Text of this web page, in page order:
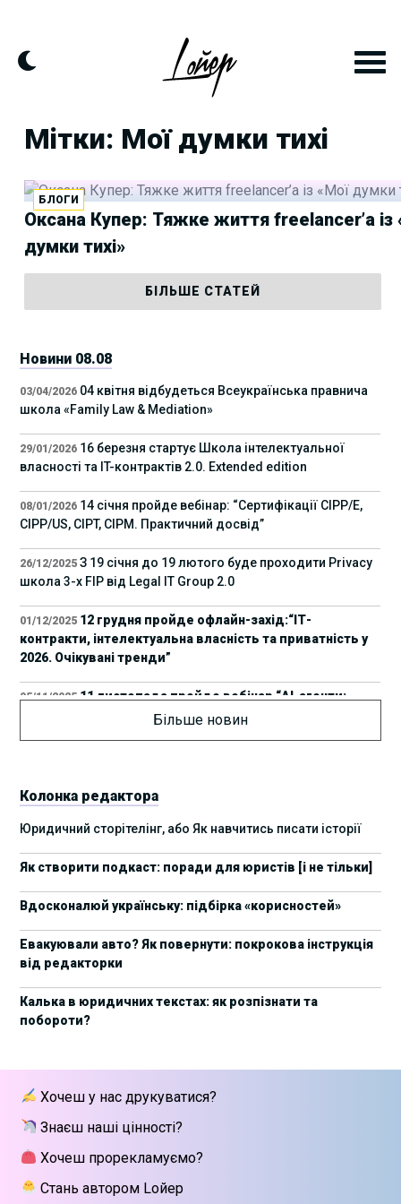
content
Мітки: Мої думки тихі
БЛОГИ
Оксана Купер: Тяжке життя freelancer’а із
думки тихі»
БІЛЬШЕ СТАТЕЙ
Новини 08.08
03/04/2026 04 квітня відбудеться Всеукраїнська правнича
школа «Family Law & Mediation»
29/01/2026 16 березня стартує Школа інтелектуальної
власності та IT-контрактів 2.0. Extended edition
08/01/2026 14 січня пройде вебінар: “Сертифікації СІРР/Е,
CIPP/US, CIPT, CIPM. Практичний досвід”
26/12/2025 З 19 січня до 19 лютого буде проходити Privacy
школа 3-х FIP від Legal IT Group 2.0
01/12/2025 12 грудня пройде офлайн-захід:“ІТ-
контракти, інтелектуальна власність та приватність у
2026. Очікувані тренди”
05/11/2025 11 листопада пройде вебінар “AI-агенти:
прайвесі, IP та комплаєнс ризики”
17 листопада стартує Школа юридичної
підтримки ШІ-проєктів від Legal IT Group
19/09/2025 4 жовтня пройде щорічний забіг до Дня
09/09/2025 10 жовтня пройдуть XII Міжнародні
01/09/2025 15 вересня стартує сучасна школа
IT Group
25/06/2025
Як юристу працювати з IT-договорами?
Навчання від Laba
18/06/2025 АПУ оприлюднила заяву щодо втручання в
Більше новин
Колонка редактора
Юридичний сторітелінг, або Як навчитись писати історії
Як створити подкаст: поради для юристів [і не тільки]
Вдосконалюй українську: підбірка «корисностей»
Евакуювали авто? Як повернути: покрокова інструкція
від редакторки
Калька в юридичних текстах: як розпізнати та
побороти?
Хочеш у нас друкуватися?
Знаєш наші цінності?
Хочеш прорекламуємо?
Стань автором Lойер